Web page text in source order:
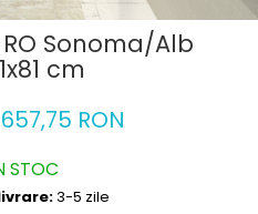
Sonoma/Alb
cm
657,75 RON
STOC
3-5 zile